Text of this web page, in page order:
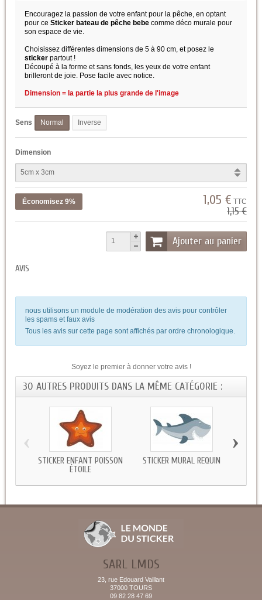
Encouragez la passion de votre enfant pour la pêche, en optant
pour ce Sticker bateau de pêche bebe comme déco murale pour
son espace de vie.
Choisissez différentes dimensions de 5 à 90 cm, et posez le
sticker partout !
Découpé à la forme et sans fonds, les yeux de votre enfant
brilleront de joie. Pose facile avec notice.
Dimension = la partie la plus grande de l'image
Sens Normal Inverse
Dimension
Économisez 9% 1,05 € TTC
1,15 €
Ajouter au panier
AVIS
nous utilisons un module de modération des avis pour contrôler
les spams et faux avis
Tous les avis sur cette page sont affichés par ordre chronologique.
Soyez le premier à donner votre avis !
30 AUTRES PRODUITS DANS LA MÊME CATÉGORIE :
STICKER ENFANT POISSON
ÉTOILE
STICKER MURAL REQUIN
‹ ›
SARL LMDS
23, rue Edouard Vaillant
37000 TOURS
09 82 28 47 69